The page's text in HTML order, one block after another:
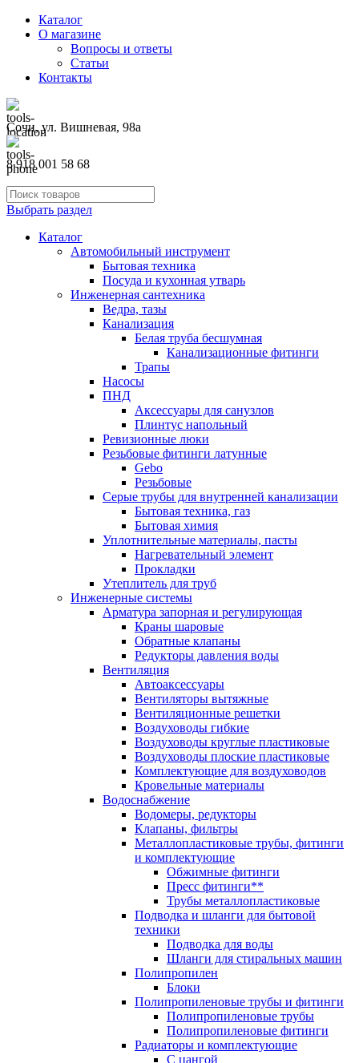
Каталог
О магазине
Вопросы и ответы
Статьи
Контакты
Сочи, ул. Вишневая, 98а
8 918 001 58 68
Выбрать раздел
Каталог
Автомобильный инструмент
Бытовая техника
Посуда и кухонная утварь
Инженерная сантехника
Ведра, тазы
Канализация
Белая труба бесшумная
Канализационные фитинги
Трапы
Насосы
ПНД
Аксессуары для санузлов
Плинтус напольный
Ревизионные люки
Резьбовые фитинги латунные
Gebo
Резьбовые
Серые трубы для внутренней канализации
Бытовая техника, газ
Бытовая химия
Уплотнительные материалы, пасты
Нагревательный элемент
Прокладки
Утеплитель для труб
Инженерные системы
Арматура запорная и регулирующая
Краны шаровые
Обратные клапаны
Редукторы давления воды
Вентиляция
Автоаксессуары
Вентиляторы вытяжные
Вентиляционные решетки
Воздуховоды гибкие
Воздуховоды круглые пластиковые
Воздуховоды плоские пластиковые
Комплектующие для воздуховодов
Кровельные материалы
Водоснабжение
Водомеры, редукторы
Клапаны, фильтры
Металлопластиковые трубы, фитинги
и комплектующие
Обжимные фитинги
Пресс фитинги**
Трубы металлопластиковые
Подводка и шланги для бытовой
техники
Подводка для воды
Шланги для стиральных машин
Полипропилен
Блоки
Полипропиленовые трубы и фитинги
Полипропиленовые трубы
Полипропиленовые фитинги
Радиаторы и комплектующие
С цангой